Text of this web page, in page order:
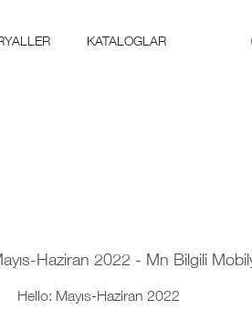
KATALOGLAR
Hello: Mayıs-Haziran 2022